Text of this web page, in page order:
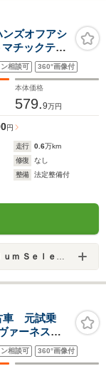
ズオフアシ
チックテー
キー リバー
ーピングア
相談可 360°画像付
本体価格
579.9万円
円
走行 0.6万km
修復
なし
整備
法定整備付
株）モトーレンレピオ
車 元試乗
ーネスカ
トライト
プロ 純正
相談可 360°画像付